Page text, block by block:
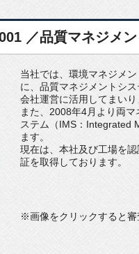
／品質マネジメ
当社では、環境マネジメ
に、品質マネジメントシ
会社運営に活用してまいり
また、2008年4月より両
ステム（IMS：Integrated
ます。
現在は、本社及び工場を
証を取得しております。
※画像をクリックすると審